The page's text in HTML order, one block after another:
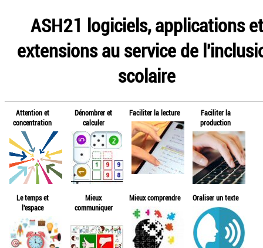
ASH21 logiciels, applications et
extensions au service de
scolaire
Attention et
concentration
Dénombrer et
calculer
Faciliter la lecture
Faciliter la
production
Le temps et
l'espace
Mieux
communiquer
Mieux comprendre Oraliser un texte